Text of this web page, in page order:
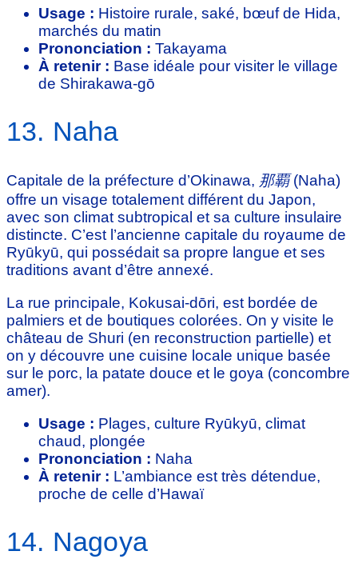
Usage : Histoire rurale, saké, bœuf de Hida,
marchés du matin
Prononciation : Takayama
À retenir : Base idéale pour visiter le village
de Shirakawa-gō
13. Naha
Capitale de la préfecture d’Okinawa, 那覇(Naha)
offre un visage totalement différent du Japon,
avec son climat subtropical et sa culture insulaire
distincte. C’est l’ancienne capitale du royaume de
Ryūkyū, qui possédait sa propre langue et ses
traditions avant d’être annexé.
La rue principale, Kokusai-dōri, est bordée de
palmiers et de boutiques colorées. On y visite le
château de Shuri (en reconstruction partielle) et
on y découvre une cuisine locale unique basée
sur le porc, la patate douce et le goya (concombre
amer).
Usage : Plages, culture Ryūkyū, climat
chaud, plongée
Prononciation : Naha
À retenir : L’ambiance est très détendue,
proche de celle d’Hawaï
14. Nagoya